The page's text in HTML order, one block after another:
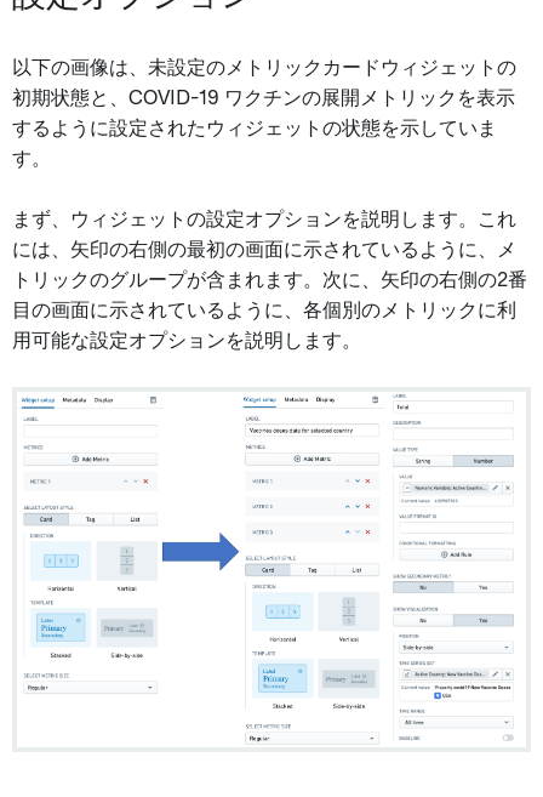
以下の画像は、未設定のメトリックカードウィジェットの
初期状態と、COVID-19 ワクチンの展開メトリックを表示
するように設定されたウィジェットの状態を示していま
す。
まず、ウィジェットの設定オプションを説明します。これ
には、矢印の右側の最初の画面に示されているように、メ
トリックのグループが含まれます。次に、矢印の右側の2番
目の画面に示されているように、各個別のメトリックに利
用可能な設定オプションを説明します。